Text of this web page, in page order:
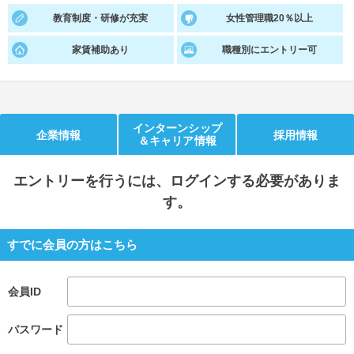
教育制度・研修が充実 女性管理職20％以上
家賃補助あり 職種別にエントリー可
企業情報
インターンシップ
＆キャリア情報
採用情報
エントリーを行うには、ログインする必要がありま
す。
すでに会員の方はこちら
会員ID
パスワード